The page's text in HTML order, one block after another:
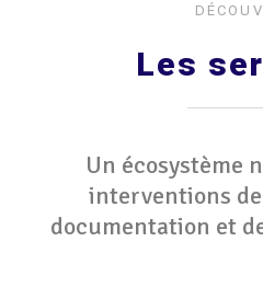
Les
Un écosystème
interventions
documentation et